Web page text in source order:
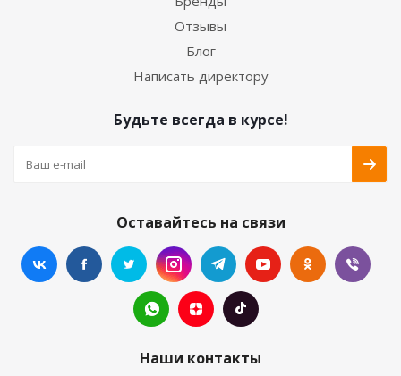
Отзывы
Блог
Написать директору
Будьте всегда в курсе!
Оставайтесь на связи
Наши контакты